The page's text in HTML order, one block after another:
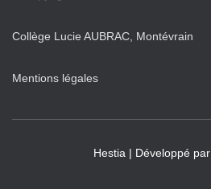
Collège Lucie AUBRAC, Montévrain
Mentions légales
Hestia | Développé par